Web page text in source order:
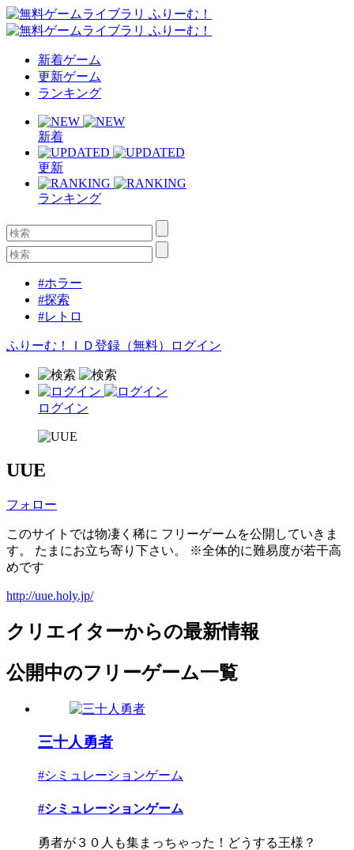
新着ゲーム
更新ゲーム
ランキング
新着
更新
ランキング
#ホラー
#探索
#レトロ
ふりーむ！ＩＤ登録（無料） ログイン
ログイン
UUE
フォロー
このサイトでは物凄く稀に フリーゲームを公開していきま
す。 たまにお立ち寄り下さい。 ※全体的に難易度が若干高
めです
http://uue.holy.jp/
クリエイターからの最新情報
公開中のフリーゲーム一覧
三十人勇者
#シミュレーションゲーム
#シミュレーションゲーム
勇者が３０人も集まっちゃった！どうする王様？